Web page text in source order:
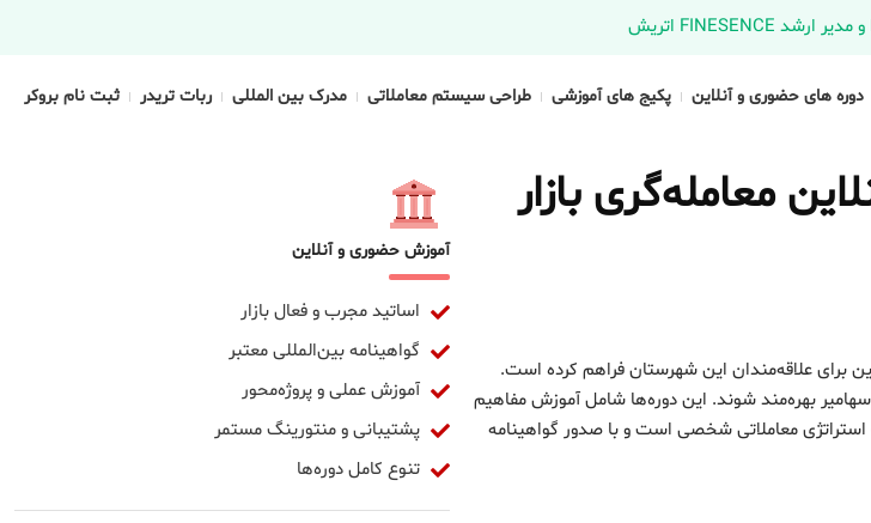
دوره های حضوری و آنلاین پکیج های آموزشی طراحی سیستم معاملاتی مدرک بین المللی ربات تریدر ثبت نام بروکر
معامله‌گری بازار
برای علاقه‌مندان این شهرستان فراهم کرده است.
بهره‌مند شوند. این دوره‌ها شامل آموزش مفاهیم
معاملاتی شخصی است و با صدور گواهینامه
آموزش حضوری و آنلاین
اساتید مجرب و فعال بازار
گواهینامه بین‌المللی معتبر
آموزش عملی و پروژه‌محور
پشتیبانی و منتورینگ مستمر
تنوع کامل دوره‌ها